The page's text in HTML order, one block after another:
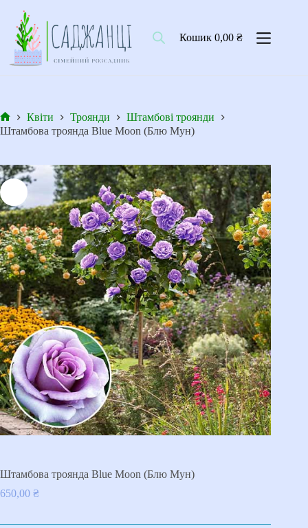
вмісту
Кошик0,00₴
Головна
Квіти Троянди
Штамбові троянди
Штамбова троянда Blue Moon (Блю Мун)
Штамбова троянда Blue Moon (Блю Мун)
650,00 ₴